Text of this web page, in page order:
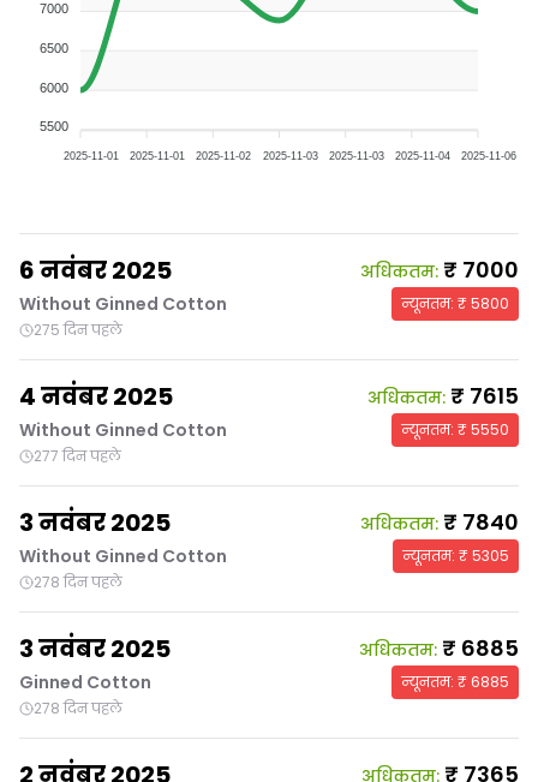
7000
6500
6000
5500
2025-11-01 2025-11-01 2025-11-02 2025-11-03 2025-11-03 2025-11-04 2025-11-06
6 नवंबर 2025
Without Ginned Cotton
275 दिन पहले
अधिकतम: ₹ 7000
न्यूनतम: ₹5800
4 नवंबर 2025
Without Ginned Cotton
277 दिन पहले
अधिकतम: ₹ 7615
न्यूनतम: ₹5550
3 नवंबर 2025
Without Ginned Cotton
278 दिन पहले
अधिकतम: ₹ 7840
न्यूनतम: ₹5305
3 नवंबर 2025
Ginned Cotton
278 दिन पहले
अधिकतम: ₹ 6885
न्यूनतम: ₹6885
2 नवंबर 2025 अधिकतम: ₹ 7365